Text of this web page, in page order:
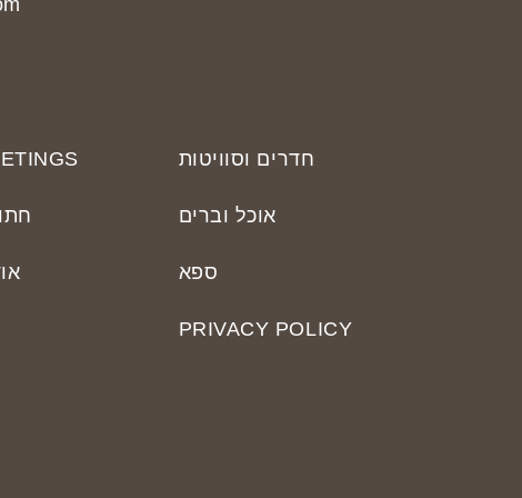
חדרים וסוויטות
אוכל וברים
ספא
PRIVACY POLICY